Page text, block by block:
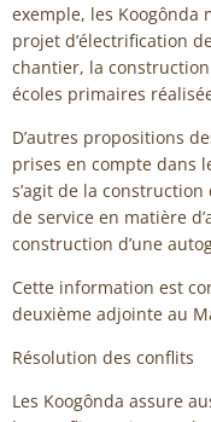
exemple, les Koogônda
projet d’électrification
chantier, la
écoles primaires
D’autres propositions
prises en compte dans
s’agit de la
de service en matière
construction d’une
Cette information est
deuxième adjointe au
Résolution des conflits
Les Koogônda assure